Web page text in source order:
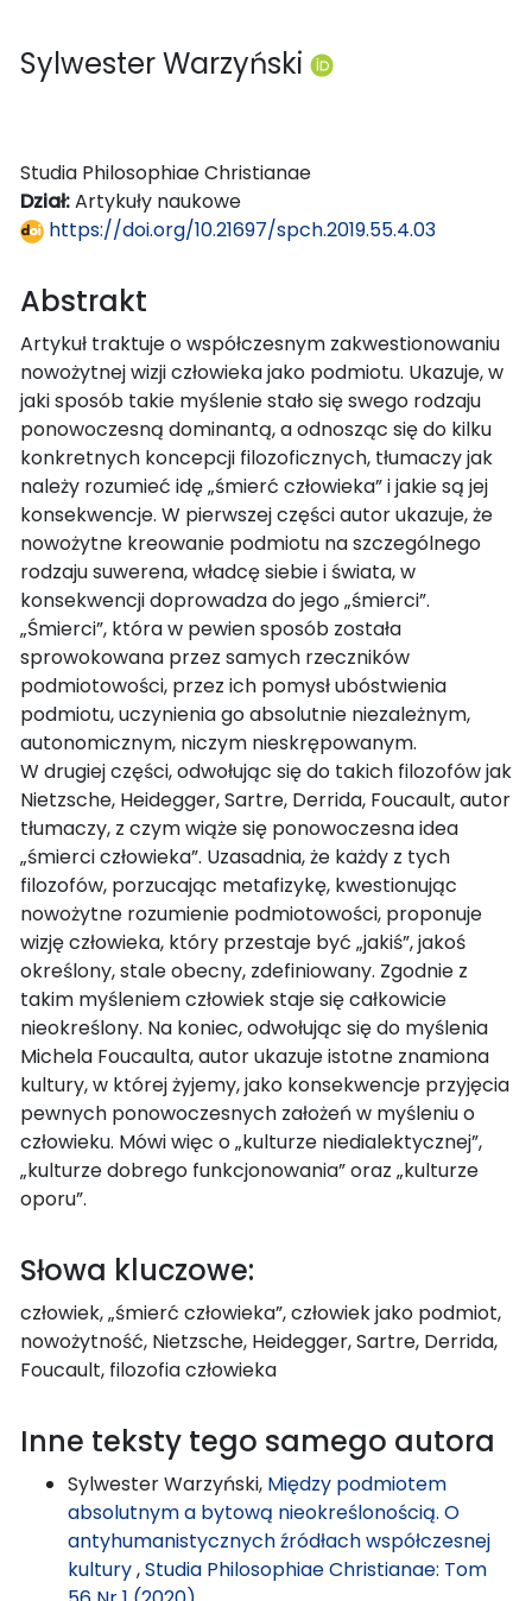
Sylwester Warzyński
Studia Philosophiae Christianae
Dział:Artykuły naukowe
https://doi.org/10.21697/spch.2019.55.4.03
Abstrakt
Artykuł traktuje o współczesnym zakwestionowaniu
nowożytnej wizji człowieka jako podmiotu. Ukazuje, w
jaki sposób takie myślenie stało się swego rodzaju
ponowoczesną dominantą, a odnosząc się do kilku
konkretnych koncepcji filozoficznych, tłumaczy jak
należy rozumieć idę „śmierć człowieka” i jakie są jej
konsekwencje. W pierwszej części autor ukazuje, że
nowożytne kreowanie podmiotu na szczególnego
rodzaju suwerena, władcę siebie i świata, w
konsekwencji doprowadza do jego „śmierci”.
„Śmierci”, która w pewien sposób została
sprowokowana przez samych rzeczników
podmiotowości, przez ich pomysł ubóstwienia
podmiotu, uczynienia go absolutnie niezależnym,
autonomicznym, niczym nieskrępowanym.
W drugiej części, odwołując się do takich filozofów jak
Nietzsche, Heidegger, Sartre, Derrida, Foucault, autor
tłumaczy, z czym wiąże się ponowoczesna idea
„śmierci człowieka”. Uzasadnia, że każdy z tych
filozofów, porzucając metafizykę, kwestionując
nowożytne rozumienie podmiotowości, proponuje
wizję człowieka, który przestaje być „jakiś”, jakoś
określony, stale obecny, zdefiniowany. Zgodnie z
takim myśleniem człowiek staje się całkowicie
nieokreślony. Na koniec, odwołując się do myślenia
Michela Foucaulta, autor ukazuje istotne znamiona
kultury, w której żyjemy, jako konsekwencje przyjęcia
pewnych ponowoczesnych założeń w myśleniu o
człowieku. Mówi więc o „kulturze niedialektycznej”,
„kulturze dobrego funkcjonowania” oraz „kulturze
oporu”.
Słowa kluczowe:
człowiek, „śmierć człowieka”, człowiek jako podmiot,
nowożytność, Nietzsche, Heidegger, Sartre, Derrida,
Foucault, filozofia człowieka
Inne teksty tego samego autora
Sylwester Warzyński, Między podmiotem
absolutnym a bytową nieokreślonością. O
antyhumanistycznych źródłach współczesnej
kultury,Studia Philosophiae Christianae: Tom